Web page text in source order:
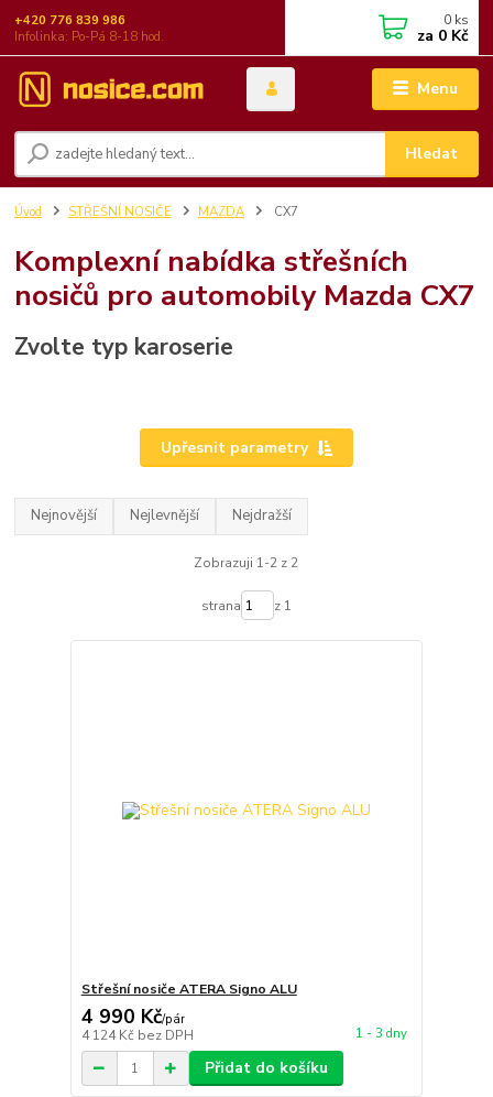
Menu
Hledat
+420 776 839 986
Infolinka: Po-Pá 8-18 hod.
0 ks
za 0 Kč
Úvod STŘEŠNÍ NOSIČE MAZDA CX7
Komplexní nabídka střešních
nosičů pro automobily Mazda CX7
Zvolte typ karoserie
Upřesnit parametry
Nejnovější Nejlevnější Nejdražší
Zobrazuji 1-2 z 2
strana z 1
Střešní nosiče ATERA Signo ALU
4 990 Kč/pár
4 124 Kč bez DPH 1 - 3 dny
Přidat do košíku